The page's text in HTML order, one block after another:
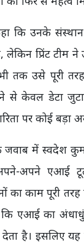
कि उनके
लेकिन प्रिंट टीम
उसे पूरी तरह
से केवल डेटा
पर कोई बड़ा
में स्वदेश
अपने-अपने एआई
का काम पूरी तरह
एआई का
देता है। इसलिए